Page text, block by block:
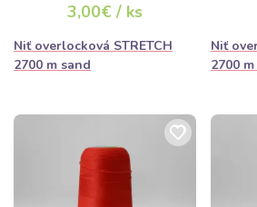
3,00€ / ks
Niť overlocková STRETCH
2700 m sand
Niť
2700